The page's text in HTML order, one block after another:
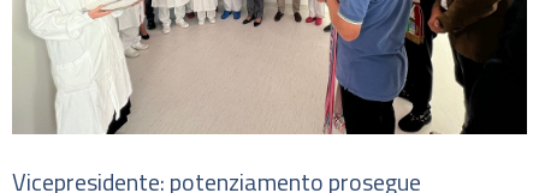
Vicepresidente: potenziamento prosegue